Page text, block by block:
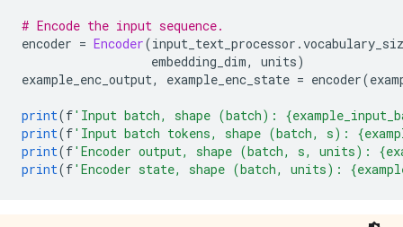
# Encode the input sequence.
encoder = Encoder(input_text_processor .
embedding_dim, units)
example_enc_output, example_enc_state = encoder(
print(f'Input batch, shape (batch):
print(f'Input batch tokens, shape (batch, s):
print(f'Encoder output, shape (batch, s, units):
print(f'Encoder state, shape (batch, units):